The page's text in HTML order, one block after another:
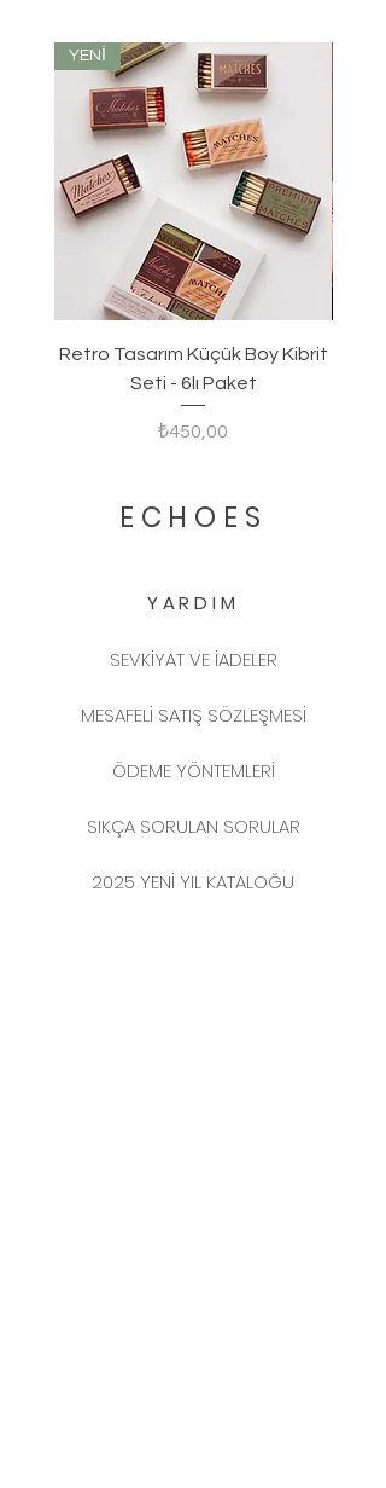
YENİ
Retro Tasarım Küçük Boy Kibrit
Seti - 6lı Paket
Fiyat
₺450,00
ECHOES
YARDIM
SEVKİYAT VE İADELER
MESAFELİ SATIŞ SÖZLEŞMESİ
ÖDEME YÖNTEMLERİ
SIKÇA SORULAN SORULAR
2025 YENİ YIL KATALOĞU